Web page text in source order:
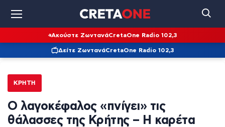
Ακούστε ΖωντανάCretaOne Radio 102,3
Δείτε ΖωντανάCretaOne Radio 102,3
ΚΡΉΤΗ
Ο λαγοκέφαλος «πνίγει» τις
θάλασσες της Κρήτης – Η καρέτα